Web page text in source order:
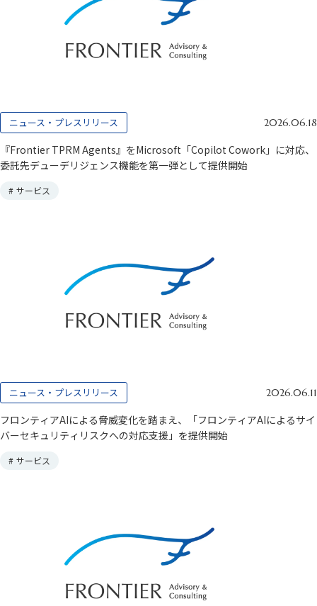
ニュース・プレスリリース 2026.06.18
『Frontier TPRM Agents』をMicrosoft「Copilot Cowork」に対応、
委託先デューデリジェンス機能を第一弾として提供開始
# サービス
ニュース・プレスリリース 2026.06.11
フロンティアAIによる脅威変化を踏まえ、「フロンティアAIによるサイ
バーセキュリティリスクへの対応支援」を提供開始
# サービス